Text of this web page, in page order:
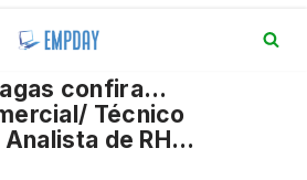
confira…
Técnico
de RH…